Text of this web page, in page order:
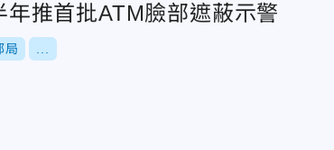
推首批ATM臉部遮蔽示警
局